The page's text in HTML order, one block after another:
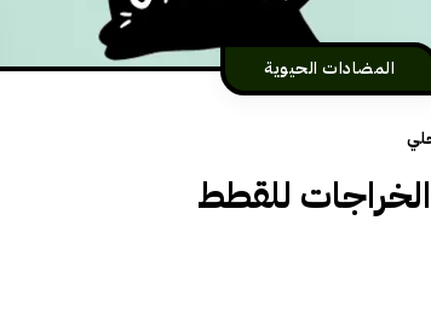
المضادات الحيوية
للقطط